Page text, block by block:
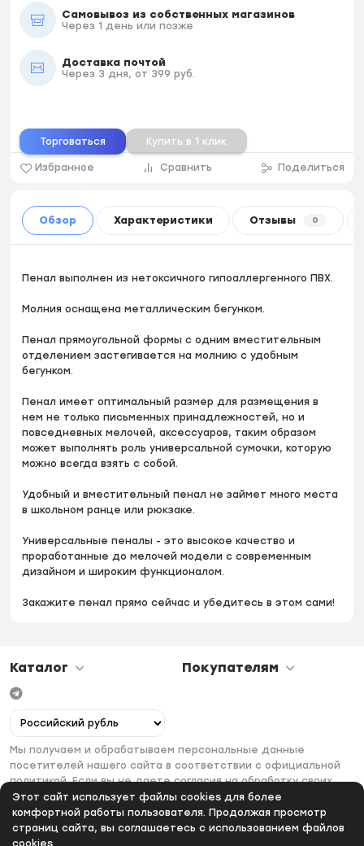
Этот сайт использует файлы cookies для более
комфортной работы пользователя. Продолжая просмотр
страниц сайта, вы соглашаетесь с использованием файлов
cookies.
Самовывоз из собственных магазинов
Через 1 день или позже
Доставка почтой
Через 3 дня, от 399 руб.
Избранное Сравнить Поделиться
Торговаться Купить в 1 клик
Обзор Характеристики Отзывы 0
Пенал выполнен из нетоксичного гипоаллергенного ПВХ.
Молния оснащена металлическим бегунком.
Пенал прямоугольной формы с одним вместительным
отделением застегивается на молнию с удобным
бегунком.
Пенал имеет оптимальный размер для размещения в
нем не только письменных принадлежностей, но и
повседневных мелочей, аксессуаров, таким образом
может выполнять роль универсальной сумочки, которую
можно всегда взять с собой.
Удобный и вместительный пенал не займет много места
в школьном ранце или рюкзаке.
Универсальные пеналы - это высокое качество и
проработанные до мелочей модели с современным
дизайном и широким функционалом.
Закажите пенал прямо сейчас и убедитесь в этом сами!
Каталог Покупателям
Мы получаем и обрабатываем персональные данные
посетителей нашего сайта в соответствии с официальной
политикой. Если вы не даете согласия на обработку своих
персональных данных, вам необходимо покинуть наш сайт.